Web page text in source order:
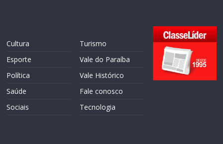
Cultura
Esporte
Política
Saúde
Sociais
Turismo
Vale do Paraíba
Vale Histórico
Fale conosco
Tecnologia